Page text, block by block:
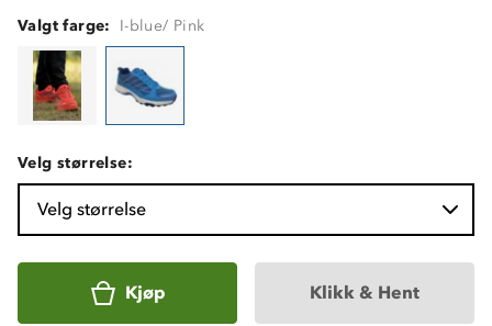
Valgt farge: I-blue/ Pink
Velg størrelse:
Velg størrelse
Kjøp Klikk & Hent